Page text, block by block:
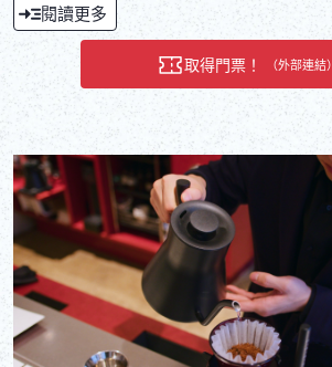
閱讀更多
取得門票！ （外部連結）